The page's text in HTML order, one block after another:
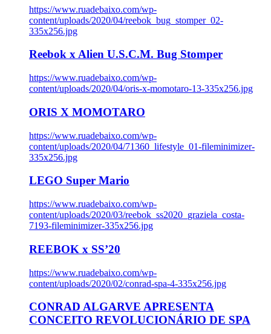
https://www.ruadebaixo.com/wp-
content/uploads/2020/04/reebok_bug_stomper_02-
335x256.jpg
Reebok x Alien U.S.C.M. Bug Stomper
https://www.ruadebaixo.com/wp-
content/uploads/2020/04/oris-x-momotaro-13-335x256.jpg
ORIS X MOMOTARO
https://www.ruadebaixo.com/wp-
content/uploads/2020/04/71360_lifestyle_01-fileminimizer-
335x256.jpg
LEGO Super Mario
https://www.ruadebaixo.com/wp-
content/uploads/2020/03/reebok_ss2020_graziela_costa-
7193-fileminimizer-335x256.jpg
REEBOK x SS’20
https://www.ruadebaixo.com/wp-
content/uploads/2020/02/conrad-spa-4-335x256.jpg
CONRAD ALGARVE APRESENTA
CONCEITO REVOLUCIONÁRIO DE SPA